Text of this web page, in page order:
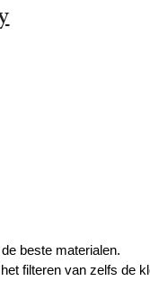
beste materialen.
filteren van zelfs de